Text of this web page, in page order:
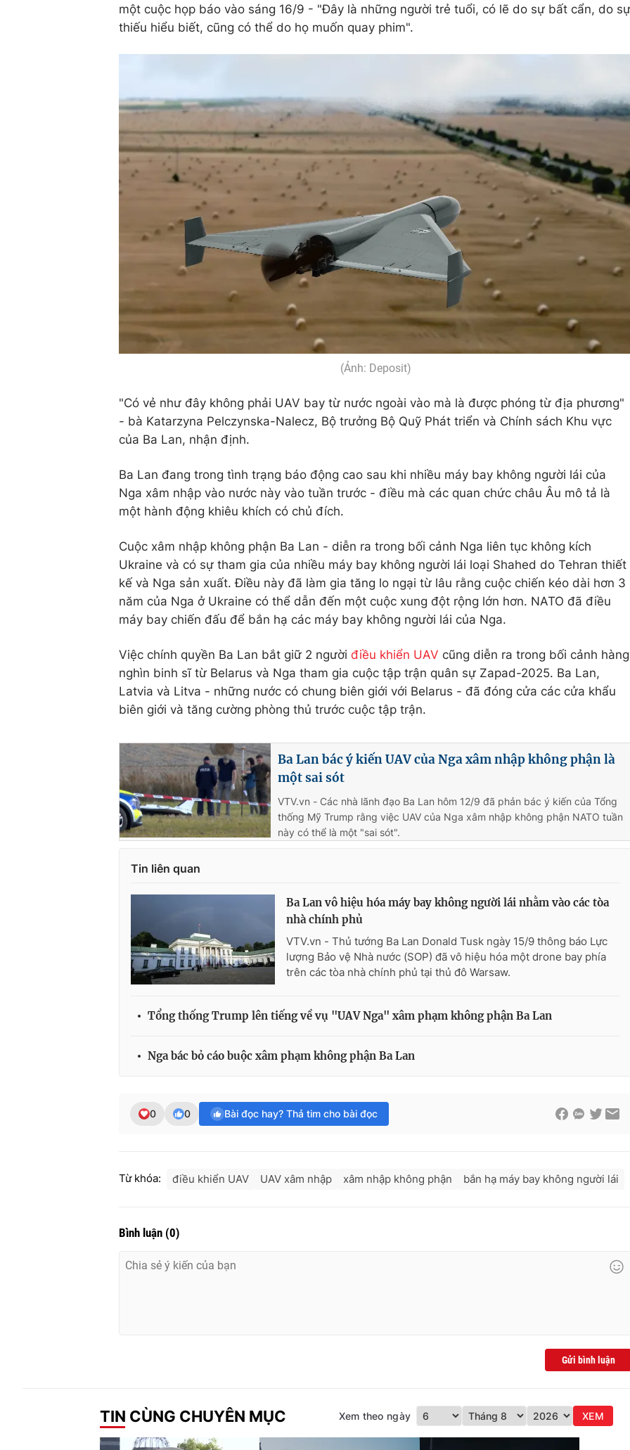
một cuộc họp báo vào sáng 16/9 - "Đây là những người trẻ tuổi, có lẽ do sự bất cẩn, do sự
thiếu hiểu biết, cũng có thể do họ muốn quay phim".
(Ảnh: Deposit)
"Có vẻ như đây không phải UAV bay từ nước ngoài vào mà là được phóng từ địa phương"
- bà Katarzyna Pelczynska-Nalecz, Bộ trưởng Bộ Quỹ Phát triển và Chính sách Khu vực
của Ba Lan, nhận định.
Ba Lan đang trong tình trạng báo động cao sau khi nhiều máy bay không người lái của
Nga xâm nhập vào nước này vào tuần trước - điều mà các quan chức châu Âu mô tả là
một hành động khiêu khích có chủ đích.
Cuộc xâm nhập không phận Ba Lan - diễn ra trong bối cảnh Nga liên tục không kích
Ukraine và có sự tham gia của nhiều máy bay không người lái loại Shahed do Tehran thiết
kế và Nga sản xuất. Điều này đã làm gia tăng lo ngại từ lâu rằng cuộc chiến kéo dài hơn 3
năm của Nga ở Ukraine có thể dẫn đến một cuộc xung đột rộng lớn hơn. NATO đã điều
máy bay chiến đấu để bắn hạ các máy bay không người lái của Nga.
Việc chính quyền Ba Lan bắt giữ 2 người điều khiển UAV cũng diễn ra trong bối cảnh hàng
nghìn binh sĩ từ Belarus và Nga tham gia cuộc tập trận quân sự Zapad-2025. Ba Lan,
Latvia và Litva - những nước có chung biên giới với Belarus - đã đóng cửa các cửa khẩu
biên giới và tăng cường phòng thủ trước cuộc tập trận.
Ba Lan bác ý kiến UAV của Nga xâm nhập không phận là
một sai sót
VTV.vn - Các nhà lãnh đạo Ba Lan hôm 12/9 đã phản bác ý kiến của Tổng
thống Mỹ Trump rằng việc UAV của Nga xâm nhập không phận NATO tuần
này có thể là một "sai sót".
Tin liên quan
Ba Lan vô hiệu hóa máy bay không người lái nhằm vào các tòa
nhà chính phủ
VTV.vn - Thủ tướng Ba Lan Donald Tusk ngày 15/9 thông báo Lực
lượng Bảo vệ Nhà nước (SOP) đã vô hiệu hóa một drone bay phía
trên các tòa nhà chính phủ tại thủ đô Warsaw.
Tổng thống Trump lên tiếng về vụ "UAV Nga" xâm phạm không phận Ba Lan
Nga bác bỏ cáo buộc xâm phạm không phận Ba Lan
0 0 Bài đọc hay? Thả tim cho bài đọc
Từ khóa: điều khiển UAV UAV xâm nhập xâm nhập không phận bắn hạ máy bay không người lái
Bình luận (0)
Gửi bình luận
TIN CÙNG CHUYÊN MỤC Xem theo ngày XEM